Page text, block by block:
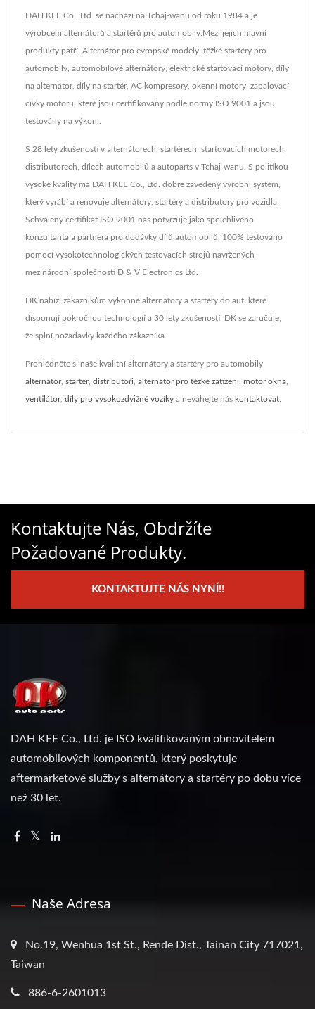
DAH KEE Co., Ltd. se nachází na Tchaj-wanu od roku 1984 a je
výrobcem alternátorů a startérů pro automobily.Mezi jejich hlavní
produkty patří, Alternátor pro evropské modely, těžké startéry pro
automobily, automobilové alternátory, elektrické startovací motory, díly
na alternátor, díly na startér, AC kompresory, okenní motory, zapalovací
cívky motoru, které jsou certifikovány podle normy ISO 9001 a jsou
testovány na výkon..
S 28 lety zkušeností v alternátorech, startérech, startovacích motorech,
distributorech, dílech automobilů a autoparts v Tchaj-wanu. S politikou
vysoké kvality má DAH KEE Co., Ltd. dobře zavedený výrobní systém,
který vyrábí a renovuje alternátory, startéry a distributory pro vozidla.
Schválený certifikát ISO 9001 nás potvrzuje jako spolehlivého
konzultanta a partnera pro dodávky dílů automobilů. 100% testováno
pomocí vysokotechnologických testovacích strojů navržených
mezinárodní společností D & V Electronics Ltd.
DK nabízí zákazníkům výkonné alternátory a startéry do aut, které
disponují pokročilou technologií a 30 lety zkušeností. DK se zaručuje,
že splní požadavky každého zákazníka.
Prohlédněte si naše kvalitní alternátory a startéry pro automobily
alternátor, startér, distributoři alternátor pro těžké zatížení motor okna
ventilátor, díly pro vysokozdvižné vozíky a neváhejte nás kontaktovat
Kontaktujte Nás, Obdržíte
Požadované Produkty.
KONTAKTUJTE NÁS NYNÍ!!
DAH KEE Co., Ltd. je ISO kvalifikovaným obnovitelem
automobilových komponentů, který poskytuje
aftermarketové služby s alternátory a startéry po dobu více
než 30 let.
Naše Adresa
No.19, Wenhua 1st St., Rende Dist., Tainan City 717021,
Taiwan
886-6-2601013